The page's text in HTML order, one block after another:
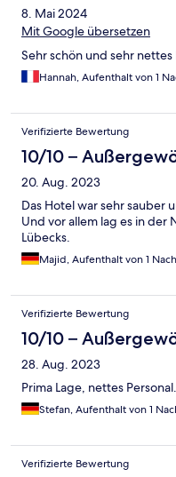
8. Mai 2024
Mit Google übersetzen
Sehr schön und sehr nettes
Hannah, Aufenthalt von 1
Verifizierte Bewertung
10/10 –
20. Aug. 2023
Das Hotel war sehr sauber
Und vor allem lag es in
Lübecks.
Majid, Aufenthalt von 1
Verifizierte Bewertung
10/10 –
28. Aug. 2023
Prima Lage, nettes
Stefan, Aufenthalt von 1
Verifizierte Bewertung